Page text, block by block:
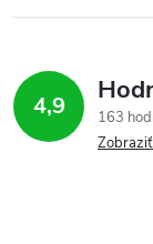
4,9
163